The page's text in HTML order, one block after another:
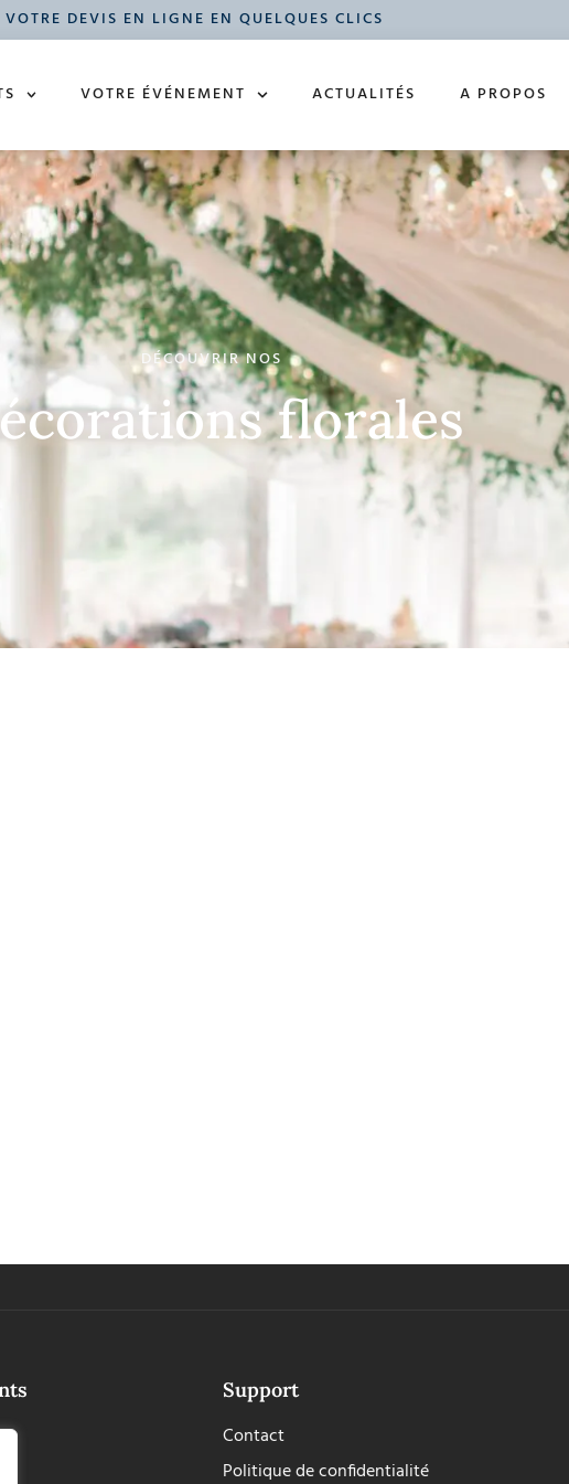
VOTRE DEVIS EN LIGNE EN QUELQUES CLICS
VOTRE ÉVÉNEMENT ACTUALITÉS A PROPOS
DÉCOUVRIR NOS
florales
Support
Contact
Politique de confidentialité